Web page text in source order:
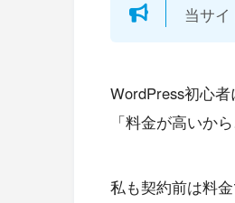
当サイ
WordPress初心
「料金が高いか
私も契約前は料